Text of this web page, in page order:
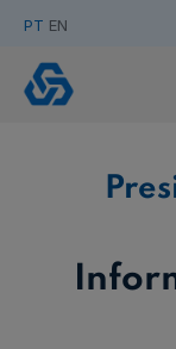
PT EN
Presidentes
Caixa